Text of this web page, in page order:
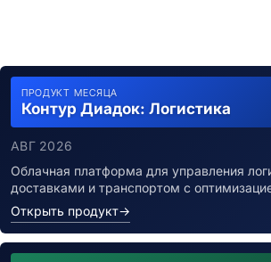
ПРОДУКТ МЕСЯЦА
Контур Диадок: Логистика
АВГ 2026
Облачная платформа для управления
доставками и транспортом с
Открыть продукт→